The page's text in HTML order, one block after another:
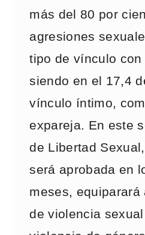
más del 80 por
agresiones
tipo de vínculo con
siendo en el 17,4
vínculo íntimo,
expareja. En este
de Libertad
será aprobada en
meses,
de violencia